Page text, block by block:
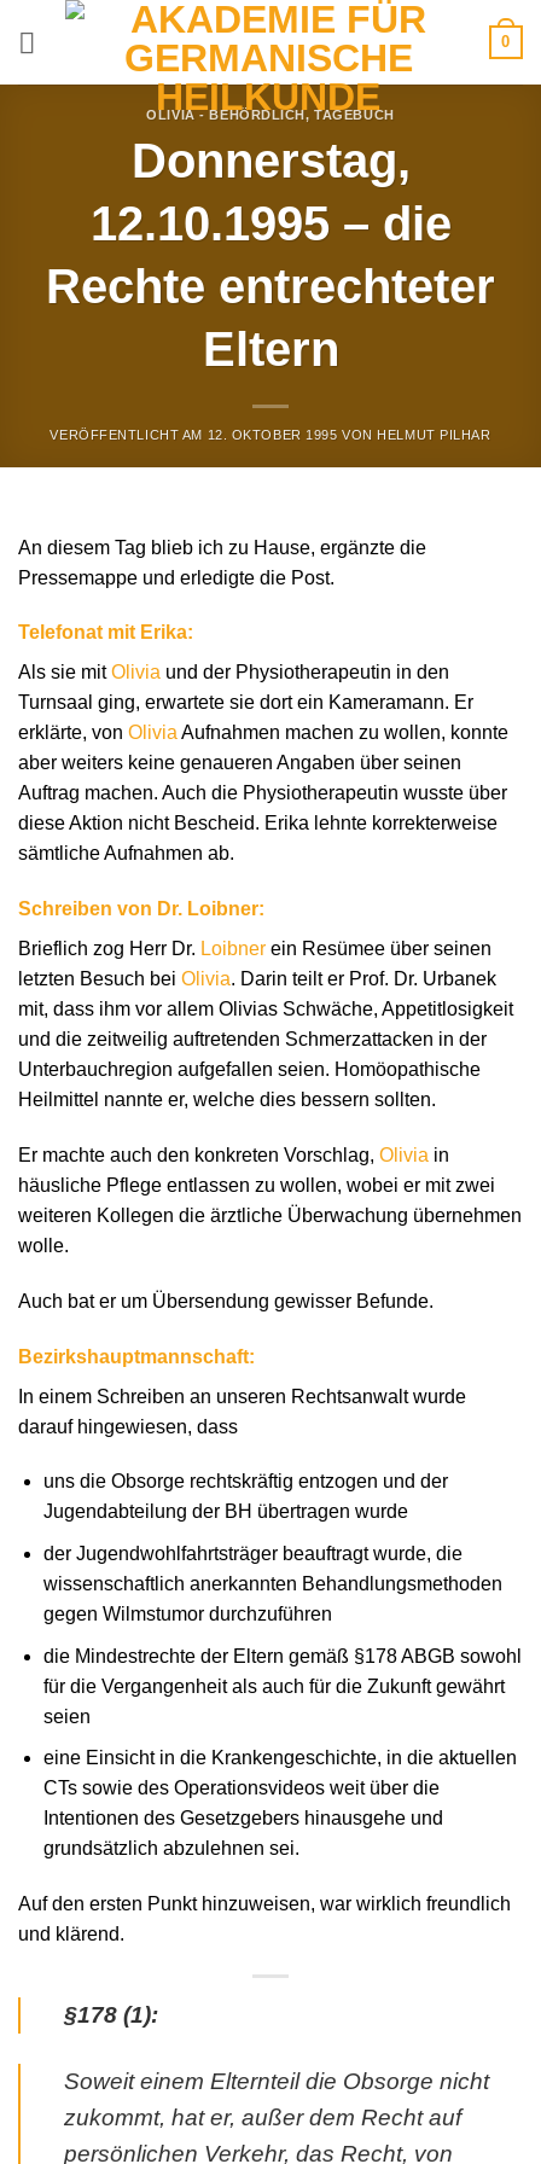
0
OLIVIA - BEHÖRDLICH,TAGEBUCH
Donnerstag,
12.10.1995 – die
Rechte entrechteter
Eltern
VERÖFFENTLICHT AM 12. OKTOBER 1995 VON HELMUT PILHAR
An diesem Tag blieb ich zu Hause, ergänzte die
Pressemappe und erledigte die Post.
Telefonat mit Erika:
Als sie mitOlivia und der Physiotherapeutin in den
Turnsaal ging, erwartete sie dort ein Kameramann. Er
erklärte, von Olivia Aufnahmen machen zu wollen, konnte
aber weiters keine genaueren Angaben über seinen
Auftrag machen. Auch die Physiotherapeutin wusste über
diese Aktion nicht Bescheid. Erika lehnte korrekterweise
sämtliche Aufnahmen ab.
Schreiben von Dr. Loibner:
Brieflich zog Herr Dr. Loibner ein Resümee über seinen
letzten Besuch bei Olivia. Darin teilt er Prof. Dr. Urbanek
mit, dass ihm vor allem Olivias Schwäche, Appetitlosigkeit
und die zeitweilig auftretenden Schmerzattacken in der
Unterbauchregion aufgefallen seien. Homöopathische
Heilmittel nannte er, welche dies bessern sollten.
Er machte auch den konkreten Vorschlag, Olivia in
häusliche Pflege entlassen zu wollen, wobei er mit zwei
weiteren Kollegen die ärztliche Überwachung übernehmen
wolle.
Auch bat er um Übersendung gewisser Befunde.
Bezirkshauptmannschaft:
In einem Schreiben an unseren Rechtsanwalt wurde
darauf hingewiesen, dass
uns die Obsorge rechtskräftig entzogen und der
Jugendabteilung der BH übertragen wurde
der Jugendwohlfahrtsträger beauftragt wurde, die
wissenschaftlich anerkannten Behandlungsmethoden
gegen Wilmstumor durchzuführen
die Mindestrechte der Eltern gemäß §178 ABGB sowohl
für die Vergangenheit als auch für die Zukunft gewährt
seien
eine Einsicht in die Krankengeschichte, in die aktuellen
CTs sowie des Operationsvideos weit über die
Intentionen des Gesetzgebers hinausgehe und
grundsätzlich abzulehnen sei.
Auf den ersten Punkt hinzuweisen, war wirklich freundlich
und klärend.
§178 (1):
Soweit einem Elternteil die Obsorge nicht
zukommt, hat er, außer dem Recht auf
persönlichen Verkehr, das Recht, von